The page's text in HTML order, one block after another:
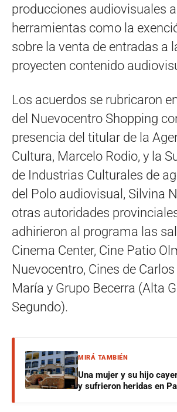
producciones audiovisuales
herramientas como la
sobre la venta de entradas a
proyecten contenido
Los acuerdos se rubricaron
del Nuevocentro Shopping
presencia del titular de la
Cultura, Marcelo Rodio, y la
de Industrias Culturales de
del Polo audiovisual, Silvina
otras autoridades
adhirieron al programa las
Cinema Center, Cine Patio
Nuevocentro, Cines de
María y Grupo Becerra (Alta
Segundo).
MIRÁ TAMBIÉN
Una mujer y su hijo
y sufrieron heridas en